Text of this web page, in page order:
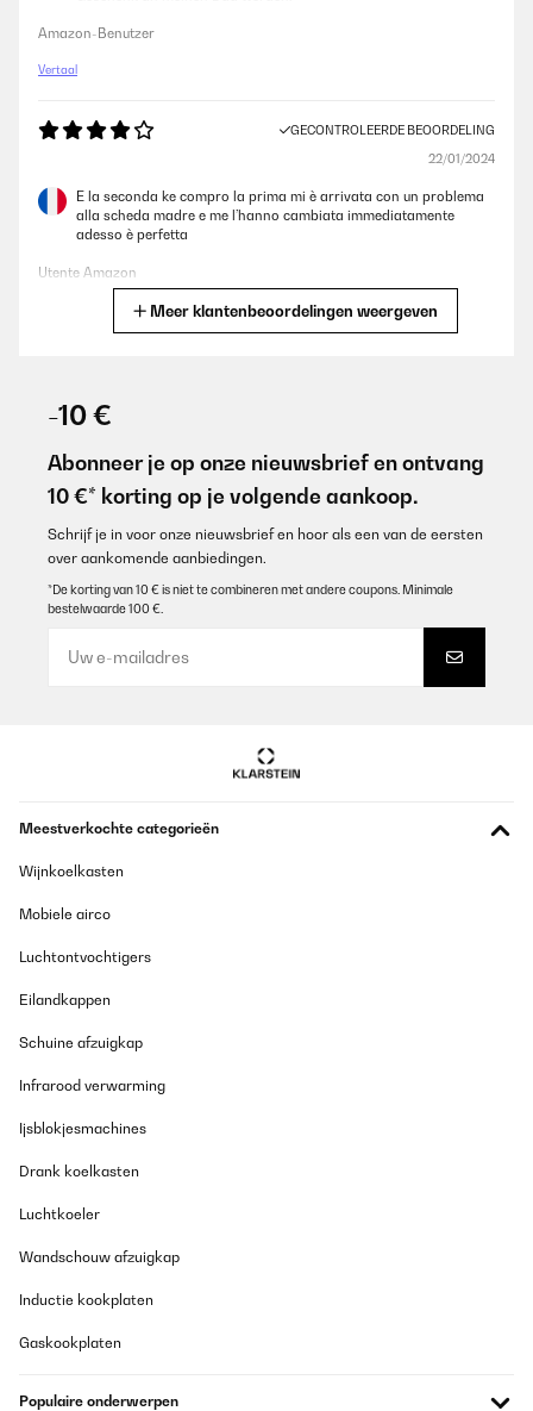
Amazon-Benutzer
Vertaal
GECONTROLEERDE BEOORDELING
22/01/2024
E la seconda ke compro la prima mi è arrivata con un problema
alla scheda madre e me l’hanno cambiata immediatamente
adesso è perfetta
Utente Amazon
mehrere Funktionen. Super Gerät
Amazon-Benutzer
Vertaal
GECONTROLEERDE BEOORDELING
La friggitrice ad aria arriva con un imballaggio adeguato,
tecnologia!Sicuramente non si tratta di un elettrodomestico
piccolo e bisogna avere un minimo di spazio in cucina: a parte
Vertaal
Ein kluger Kauf.Seit ich das ausprobiert habe, brauchen wir keine
Stress! Ideal für die schnelle Zubereitung von Pommes frites,
dass man es dämpfen kann. Hinter der Fritteuse befindet sich
kann ohne Probleme für 4 Personen kochen. Mit der
gegart werden. Sogar getoastetes Brot am Morgen ist in
wenigen Minuten fertig! Die Fritteuse ist sehr intuitiv, die Tasten
sich auch der Grill, ideal zum Kochen von Fleisch! Wir benutzen
27/10/2022
Meer klantenbeoordelingen weergeven
-10 €
Abonneer je op onze nieuwsbrief en ontvang
10 €* korting op je volgende aankoop.
Schrijf je in voor onze nieuwsbrief en hoor als een van de eersten
over aankomende aanbiedingen.
*De korting van 10 € is niet te combineren met andere coupons. Minimale
bestelwaarde 100 €.
Meestverkochte categorieën
Wijnkoelkasten
Mobiele airco
Luchtontvochtigers
Eilandkappen
Schuine afzuigkap
Infrarood verwarming
Ijsblokjesmachines
Drank koelkasten
Luchtkoeler
Wandschouw afzuigkap
Inductie kookplaten
Gaskookplaten
Populaire onderwerpen